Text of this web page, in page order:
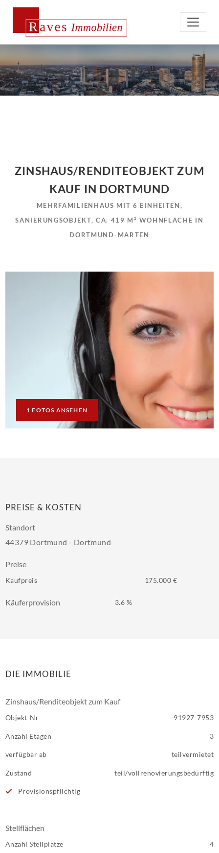
ZINSHAUS/RENDITEOBJEKT ZUM
KAUF IN DORTMUND
MEHRFAMILIENHAUS MIT 6 EINHEITEN,
SANIERUNGSOBJEKT, CA. 419 M² WOHNFLÄCHE IN
DORTMUND-MARTEN
1 FOTOS ANSEHEN
PREISE & KOSTEN
Standort
44379 Dortmund - Dortmund
Preise
Kaufpreis 175.000 €
Käuferprovision 3.6 %
DIE IMMOBILIE
Zinshaus/Renditeobjekt zum Kauf
Objekt-Nr 91927-7953
Anzahl Etagen 3
verfügbar ab teilvermietet
Zustand teil/vollrenovierungsbedürftig
Provisionspflichtig
Stellflächen
Anzahl Stellplätze 4